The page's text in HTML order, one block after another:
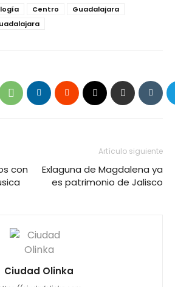
Centro
Guadalajara
con
Artículo siguiente
Exlaguna de Magdalena ya
es patrimonio de Jalisco
Ciudad Olinka